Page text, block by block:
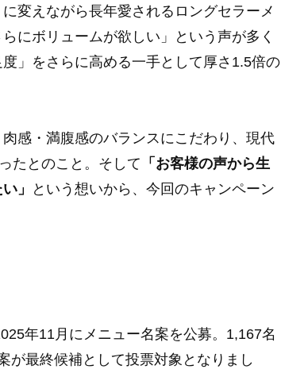
変えながら長年愛されるロングセラーメ
にボリュームが欲しい」という声が多く
」をさらに高める一手として厚さ1.5倍の
感・満腹感のバランスにこだわり、現代
たとのこと。そして
「お客様の声から生
」
という想いから、今回のキャンペーン
年11月にメニュー名案を公募。1,167名
が最終候補として投票対象となりまし